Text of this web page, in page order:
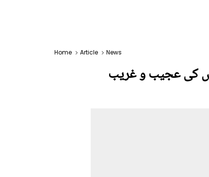
Home Article News
کی عجیب و غریب